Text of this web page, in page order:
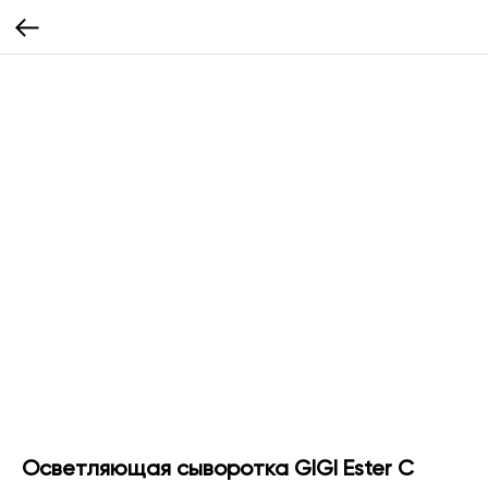
Осветляющая сыворотка GIGI Ester C